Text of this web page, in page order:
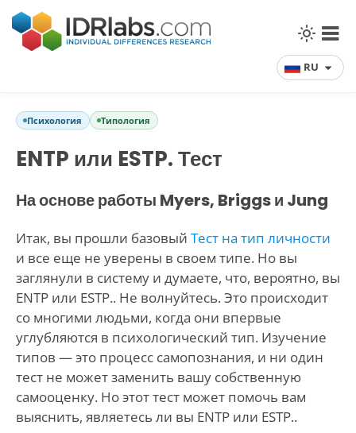
RU
Психология Типология
ENTP или ESTP. Тест
На основе работы Myers, Briggs и Jung
Итак, вы прошли базовый Тест на тип личности
и все еще не уверены в своем типе. Но вы
заглянули в систему и думаете, что, вероятно, вы
ENTP или ESTP.. Не волнуйтесь. Это происходит
со многими людьми, когда они впервые
углубляются в психологический тип. Изучение
типов — это процесс самопознания, и ни один
тест не может заменить вашу собственную
самооценку. Но этот тест может помочь вам
выяснить, являетесь ли вы ENTP или ESTP..